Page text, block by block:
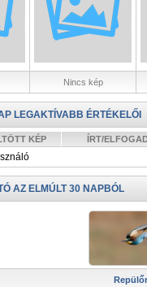
Nincs kép
LEGAKTÍVABB ÉRTÉKELŐI
KÉP ÍRT/
AZ ELMÚLT 30 NAPBÓL